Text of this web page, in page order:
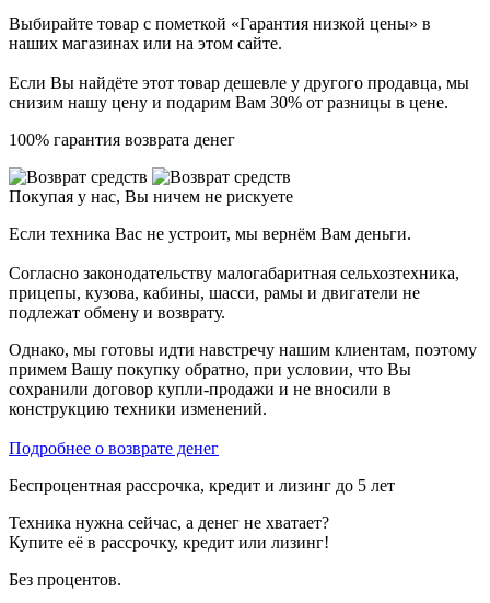
Выбирайте товар с пометкой «Гарантия низкой цены» в
наших магазинах или на этом сайте.
Если Вы найдёте этот товар дешевле у другого продавца, мы
снизим нашу цену и подарим Вам 30% от разницы в цене.
100% гарантия возврата денег
Покупая у нас, Вы ничем не рискуете
Если техника Вас не устроит, мы вернём Вам деньги.
Согласно законодательству малогабаритная сельхозтехника,
прицепы, кузова, кабины, шасси, рамы и двигатели не
подлежат обмену и возврату.
Однако, мы готовы идти навстречу нашим клиентам, поэтому
примем Вашу покупку обратно, при условии, что Вы
сохранили договор купли-продажи и не вносили в
конструкцию техники изменений.
Подробнее о возврате денег
Беспроцентная рассрочка, кредит и лизинг до 5 лет
Техника нужна сейчас, а денег не хватает?
Купите её в рассрочку, кредит или лизинг!
Без процентов.